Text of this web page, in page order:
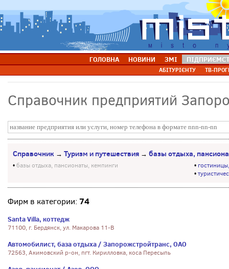
ГОЛОВНА НОВИНИ ЗМІ
АБІТУРІЄНТУ ТВ-
Справочник предприятий
Справочник → Туризм и путешествия → базы отдыха,
•базы отдыха, пансионаты, кемпинги •
•
Фирм в категории: 74
Santa Villa, коттедж
71100, г. Бердянск, ул. Макарова 11-В
Автомобилист, база отдыха / Запорожстройтранс, ОАО
72563, Акимовский р-он, пгт. Кирилловка, коса Пересыпь